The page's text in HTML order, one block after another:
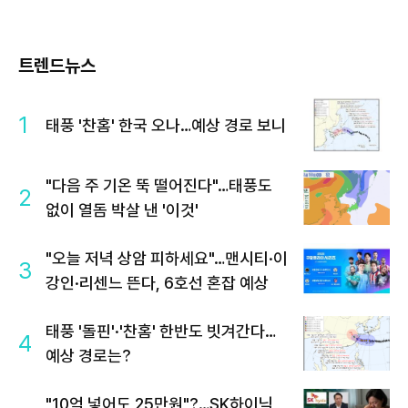
트렌드뉴스
1 태풍 '찬홈' 한국 오나…예상 경로 보니
2
"다음 주 기온 뚝 떨어진다"…태풍도
없이 열돔 박살 낸 '이것'
3
"오늘 저녁 상암 피하세요"…맨시티·이
강인·리센느 뜬다, 6호선 혼잡 예상
4
태풍 '돌핀'·'찬홈' 한반도 빗겨간다…
예상 경로는?
"10억 넣어도 25만원"?…SK하이닉